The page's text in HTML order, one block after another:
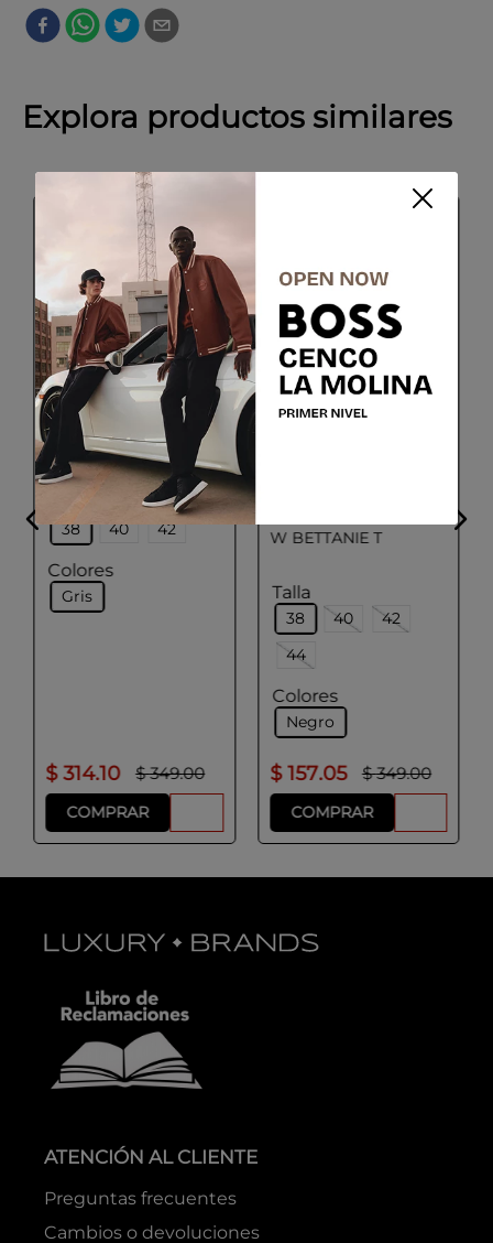
Explora productos similares
GEOX
W BETTANIE T
38 40 42
Colores
Gris
$ 314.10 $ 349.00
COMPRAR
W BETTANIE T
Talla
38 40
42
44
Colores
Negro
$ 157.05 $ 349.00
COMPRAR
ATENCIÓN AL CLIENTE
Preguntas frecuentes
Cambios o devoluciones